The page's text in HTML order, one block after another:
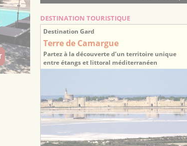
DESTINATION TOURISTIQUE
Destination Gard
Terre de Camargue
Partez à la découverte d’un territoire unique
entre étangs et littoral méditerranéen